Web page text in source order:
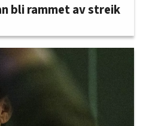
bli rammet av streik